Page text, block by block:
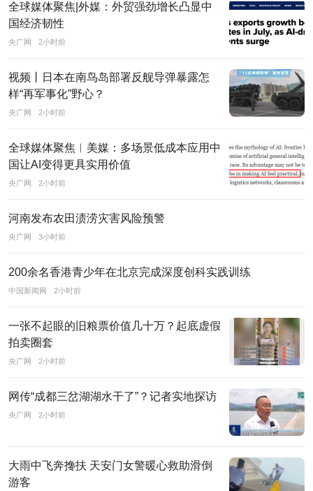
报、
经
济
日
报、
中
日
报
和
新
社
联
手
办。
中
国
索
拥
良
好
全球媒体聚焦|外媒：外贸强劲增长凸显中
国经济韧性
央广网 2小时前
视频丨日本在南鸟岛部署反舰导弹暴露怎
样“再军事化”野心？
央广网 2小时前
全球媒体聚焦︱美媒：多场景低成本应用中
国让AI变得更具实用价值
央广网 2小时前
河南发布农田渍涝灾害风险预警
央广网 3小时前
200余名香港青少年在北京完成深度创科实践训练
中国新闻网 2小时前
一张不起眼的旧粮票价值几十万？起底虚假
拍卖圈套
央广网 2小时前
网传“成都三岔湖湖水干了”？记者实地探访
央广网 2小时前
大雨中飞奔搀扶 天安门女警暖心救助滑倒
游客